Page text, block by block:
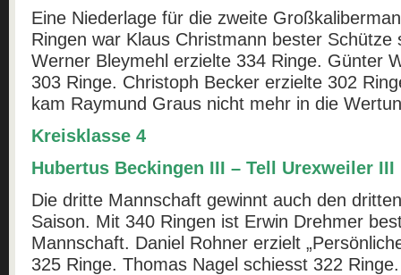
Eine Niederlage für die zweite
Ringen war Klaus Christmann bester Schütze
Werner Bleymehl erzielte 334 Ringe. Günter
303 Ringe. Christoph Becker erzielte 302
kam Raymund Graus nicht mehr in die
Kreisklasse 4
Hubertus Beckingen III – Tell Urexweiler III
Die dritte Mannschaft gewinnt auch den
Saison. Mit 340 Ringen ist Erwin Drehmer
Mannschaft. Daniel Rohner erzielt
325 Ringe. Thomas Nagel schiesst 322